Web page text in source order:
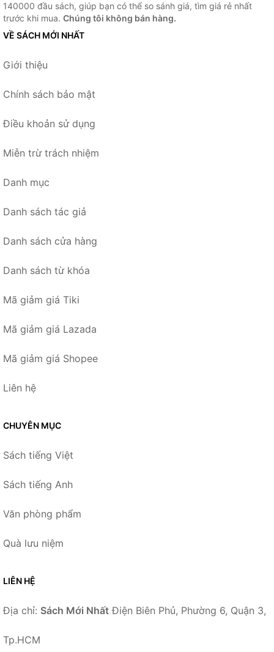
140000 đầu sách, giúp bạn có thể so sánh giá, tìm giá rẻ nhất
trước khi mua. Chúng tôi không bán hàng.
VỀ SÁCH MỚI NHẤT
Giới thiệu
Chính sách bảo mật
Điều khoản sử dụng
Miễn trừ trách nhiệm
Danh mục
Danh sách tác giả
Danh sách cửa hàng
Danh sách từ khóa
Mã giảm giá Tiki
Mã giảm giá Lazada
Mã giảm giá Shopee
Liên hệ
CHUYÊN MỤC
Sách tiếng Việt
Sách tiếng Anh
Văn phòng phẩm
Quà lưu niệm
LIÊN HỆ
Địa chỉ: Sách Mới Nhất Điện Biên Phủ, Phường 6, Quận 3,
Tp.HCM